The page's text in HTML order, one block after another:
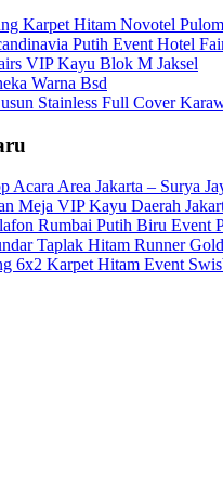
Karpet Hitam Novotel
Putih Event Hotel
VIP Kayu Blok M Jaksel
Warna Bsd
Stainless Full Cover
Acara Area Jakarta – Surya
Meja VIP Kayu Daerah
Rumbai Putih Biru Event
Taplak Hitam Runner
6x2 Karpet Hitam Event